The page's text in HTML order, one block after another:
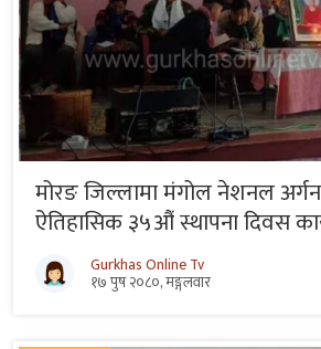
मोरङ जिल्लामा मंगोल नेशनल
ऐतिहासिक ३५औं स्थापना दिवस
Gurkhas Online Tv
१७ पुष २०८०, मङ्गलवार